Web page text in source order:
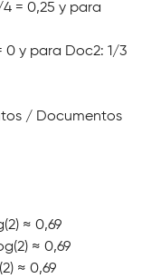
4 = 0,25 y para
0 y para Doc2: 1/3
/ Documentos
≈ 0,69
≈ 0,69
≈ 0,69